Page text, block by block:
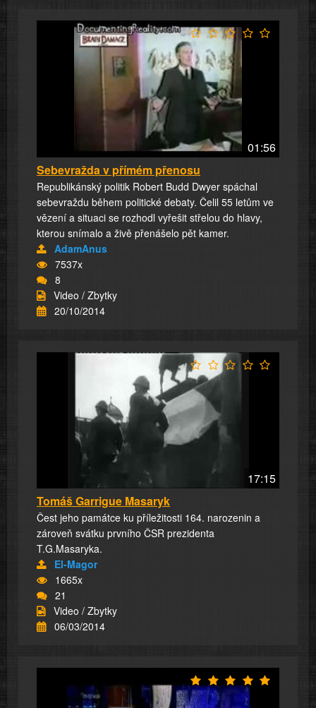
01:56
Sebevražda v přímém přenosu
Republikánský politik Robert Budd Dwyer spáchal
sebevraždu během politické debaty. Čelil 55 letům ve
vězení a situaci se rozhodl vyřešit střelou do hlavy,
kterou snímalo a živě přenášelo pět kamer.
AdamAnus
7537x
8
Video / Zbytky
20/10/2014
17:15
Tomáš Garrigue Masaryk
Čest jeho památce ku příležitosti 164. narozenin a
zároveň svátku prvního ČSR prezidenta
T.G.Masaryka.
El-Magor
1665x
21
Video / Zbytky
06/03/2014